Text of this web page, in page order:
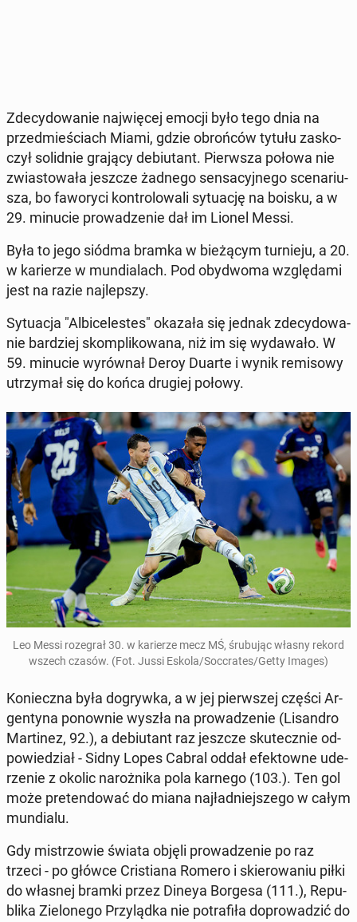
Zde­cy­do­wa­nie naj­wię­cej emocji było tego dnia na
przed­mie­ściach Miami, gdzie obroń­ców tytułu za­sko­
czył so­lid­nie grający de­biu­tant. Pierw­sza połowa nie
zwia­sto­wa­ła jeszcze żadnego sen­sa­cyj­ne­go sce­na­riu­
sza, bo fa­wo­ry­ci kon­tro­lo­wa­li sy­tu­ację na boisku, a w
29. minucie pro­wa­dze­nie dał im Lionel Messi.
Była to jego siódma bramka w bie­żą­cym tur­nie­ju, a 20.
w ka­rie­rze w mun­dia­lach. Pod oby­dwo­ma wzglę­da­mi
jest na razie naj­lep­szy.
Sy­tu­acja "Al­bi­ce­le­stes" okazała się jednak zde­cy­do­wa­
nie bar­dziej skom­pli­ko­wa­na, niż im się wy­da­wa­ło. W
59. minucie wy­rów­nał Deroy Duarte i wynik re­mi­so­wy
utrzy­mał się do końca drugiej połowy.
Leo Messi ro­ze­grał 30. w ka­rie­rze mecz MŚ, śru­bu­jąc własny rekord
wszech czasów. (Fot. Jussi Eskola/Soc­cra­tes/Getty Images)
Ko­niecz­na była do­gryw­ka, a w jej pierw­szej części Ar­
gen­ty­na po­now­nie wyszła na pro­wa­dze­nie (Li­san­dro
Mar­ti­nez, 92.), a de­biu­tant raz jeszcze sku­tecz­nie od­
po­wie­dział - Sidny Lopes Cabral oddał efek­tow­ne ude­
rze­nie z okolic na­roż­ni­ka pola karnego (103.). Ten gol
może pre­ten­do­wać do miana naj­ład­niej­sze­go w całym
mun­dia­lu.
Gdy mi­strzo­wie świata objęli pro­wa­dze­nie po raz
trzeci - po główce Cri­stia­na Romero i skie­ro­wa­niu piłki
do własnej bramki przez Dineya Borgesa (111.), Re­pu­
bli­ka Zie­lo­ne­go Przy­ląd­ka nie po­tra­fi­ła do­pro­wa­dzić do